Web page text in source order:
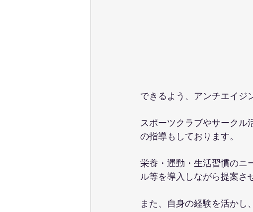
できるよう、アンチエイジ
スポーツクラブやサークル
の指導もしております。
栄養・運動・生活習慣のニ
ル等を導入しながら提案さ
また、自身の経験を活かし